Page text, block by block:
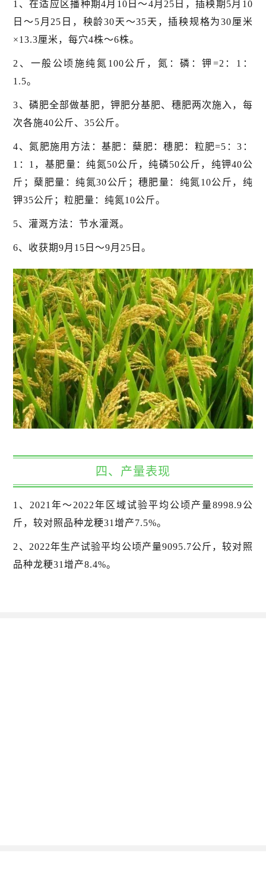
1、在适应区播种期4月10日～4月25日，插秧期5月10
日～5月25日，秧龄30天～35天，插秧规格为30厘米
×13.3厘米，每穴4株～6株。
2、一般公顷施纯氮100公斤，氮：磷：钾=2：1：
1.5。
3、磷肥全部做基肥，钾肥分基肥、穗肥两次施入，每
次各施40公斤、35公斤。
4、氮肥施用方法：基肥：蘖肥：穗肥：粒肥=5：3：
1：1，基肥量：纯氮50公斤，纯磷50公斤，纯钾40公
斤；蘖肥量：纯氮30公斤；穗肥量：纯氮10公斤，纯
钾35公斤；粒肥量：纯氮10公斤。
5、灌溉方法：节水灌溉。
6、收获期9月15日～9月25日。
四、产量表现
1、2021年～2022年区域试验平均公顷产量8998.9公
斤，较对照品种龙粳31增产7.5%。
2、2022年生产试验平均公顷产量9095.7公斤，较对照
品种龙粳31增产8.4%。